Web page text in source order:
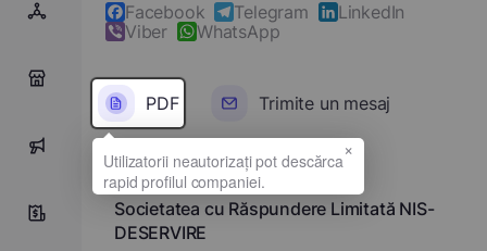
9
Facebook Telegram
LinkedIn
Viber
WhatsApp
PDF Trimite un mesaj
Denumirea completă
Societatea cu Răspundere Limitată NIS-
DESERVIRE
×